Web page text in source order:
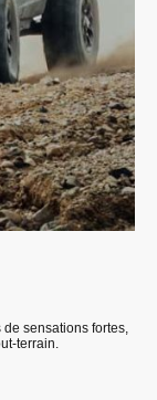
sensations fortes,
terrain.